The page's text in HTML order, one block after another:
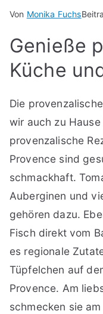
Von Monika Fuchs
Genieße
Küche
Die
wir auch zu
provenzalische
Provence sind
schmackhaft.
Auberginen und
gehören dazu.
Fisch direkt vom
es regionale
Tüpfelchen auf
Provence. Am
schmecken sie